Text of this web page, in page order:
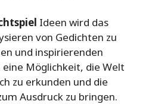
Ideen wird das
von Gedichten zu
und inspirierenden
Möglichkeit, die Welt
zu erkunden und die
Ausdruck zu bringen.